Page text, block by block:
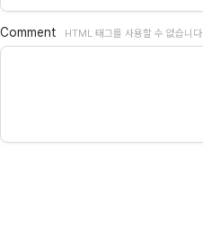
Comment HTML 태그를 사용할 수 없습니다.